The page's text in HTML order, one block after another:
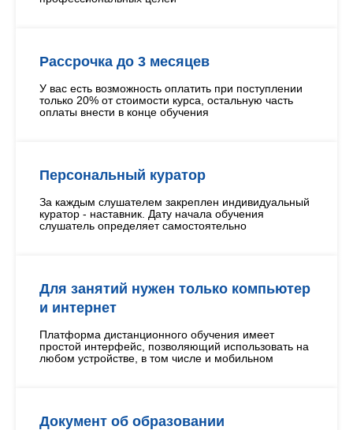
Рассрочка до 3 месяцев
У вас есть возможность оплатить при поступлении
только 20% от стоимости курса, остальную часть
оплаты внести в конце обучения
Персональный куратор
За каждым слушателем закреплен индивидуальный
куратор - наставник. Дату начала обучения
слушатель определяет самостоятельно
Для занятий нужен только компьютер
и интернет
Платформа дистанционного обучения имеет
простой интерфейс, позволяющий использовать на
любом устройстве, в том числе и мобильном
Документ об образовании